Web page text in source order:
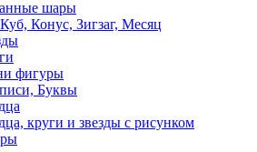
шары
Конус, Зигзаг, Месяц
фигуры
Буквы
круги и звезды с рисунком